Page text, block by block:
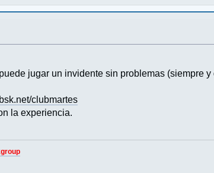
jugar un invidente sin problemas (siempre y
clubmartes
la experiencia.